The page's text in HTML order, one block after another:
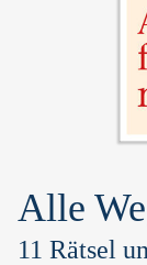
Alle
11 Rätsel